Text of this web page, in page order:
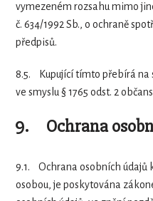
vymezeném rozsahu mimo
č. 634/1992 Sb., o ochraně
předpisů.
8.5.
Kupující tímto přebírá
ve smyslu § 1765 odst. 2
9. Ochrana
9.1.
Ochrana osobních údajů
osobou, je poskytována